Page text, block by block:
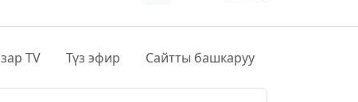
TV Түз эфир Сайтты башкаруу